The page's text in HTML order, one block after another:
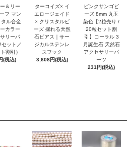
＆リー
フ マン
タル合金
カラー
リーパ
セット／
割引）
(税込)
ターコイズ× イ
エロージェイド
× クリスタルビ
ーズ 揺れる天然
石ピアス｜サー
ジカルステンレ
スフック
3,608円(税込)
ピンクサンゴビ
ーズ 8mm 丸玉
染色【2粒売り /
20粒セット割
引】コーラル 3
月誕生石 天然石
アクセサリーパ
ーツ
231円(税込)